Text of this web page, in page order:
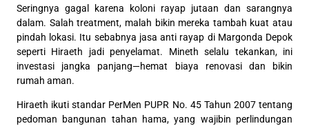
Seringnya gagal karena koloni rayap jutaan dan sarangnya
dalam. Salah treatment, malah bikin mereka tambah kuat atau
pindah lokasi. Itu sebabnya jasa anti rayap di Margonda Depok
seperti Hiraeth jadi penyelamat. Mineth selalu tekankan, ini
investasi jangka panjang—hemat biaya renovasi dan bikin
rumah aman.
Hiraeth ikuti standar PerMen PUPR No. 45 Tahun 2007 tentang
pedoman bangunan tahan hama, yang wajibin perlindungan